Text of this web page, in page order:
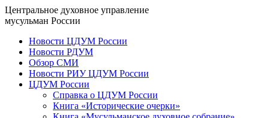
Центральное духовное управление
мусульман России
Новости ЦДУМ России
Новости РДУМ
Обзор СМИ
Новости РИУ ЦДУМ России
ЦДУМ России
Справка о ЦДУМ России
Книга «Исторические очерки»